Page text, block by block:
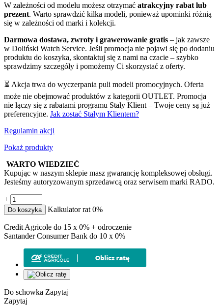
W zależności od modelu możesz otrzymać atrakcyjny rabat lub
prezent. Warto sprawdzić kilka modeli, ponieważ upominki różnią
się w zależności od marki i kolekcji.
Darmowa dostawa, zwroty i grawerowanie gratis – jak zawsze
w Doliński Watch Service. Jeśli promocja nie pojawi się po dodaniu
produktu do koszyka, skontaktuj się z nami na czacie – szybko
sprawdzimy szczegóły i pomożemy Ci skorzystać z oferty.
⏳ Akcja trwa do wyczerpania puli modeli promocyjnych. Oferta
może nie obejmować produktów z kategorii OUTLET. Promocja
nie łączy się z rabatami programu Stały Klient – Twoje ceny są już
preferencyjne. Jak zostać Stałym Klientem?
Regulamin akcji
Pokaż produkty
WARTO WIEDZIEĆ
Kupując w naszym sklepie masz gwarancję kompleksowej obsługi.
Jesteśmy autoryzowanym sprzedawcą oraz serwisem marki RADO.
+ −
Do koszyka Kalkulator rat 0%
Credit Agricole do 15 x 0% + odroczenie
Santander Consumer Bank do 10 x 0%
Do schowka Zapytaj
Zapytaj